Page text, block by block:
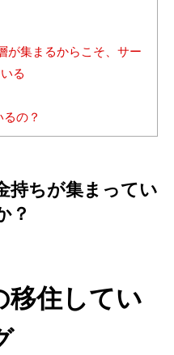
が集まるからこそ、サー
る
の？
持ちが集まってい
？
移住してい